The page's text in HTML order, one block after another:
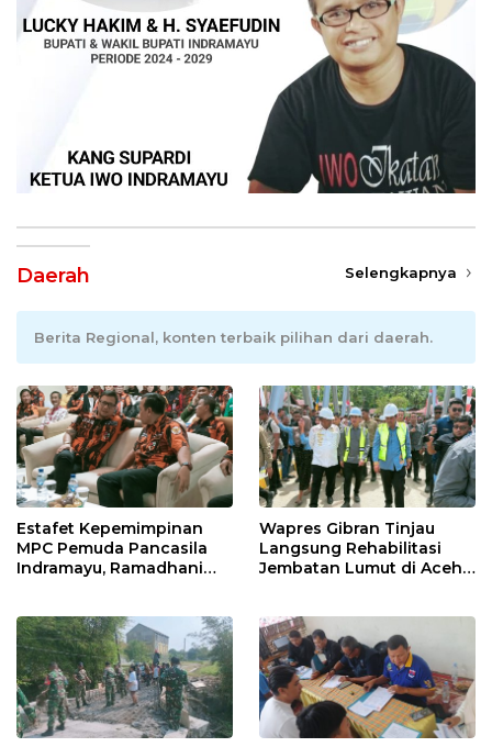
Daerah Selengkapnya
Berita Regional, konten terbaik pilihan dari daerah.
Estafet Kepemimpinan
MPC Pemuda Pancasila
Indramayu, Ramadhani
Muscablub
Wapres Gibran Tinjau
Langsung Rehabilitasi
Jembatan Lumut di Aceh